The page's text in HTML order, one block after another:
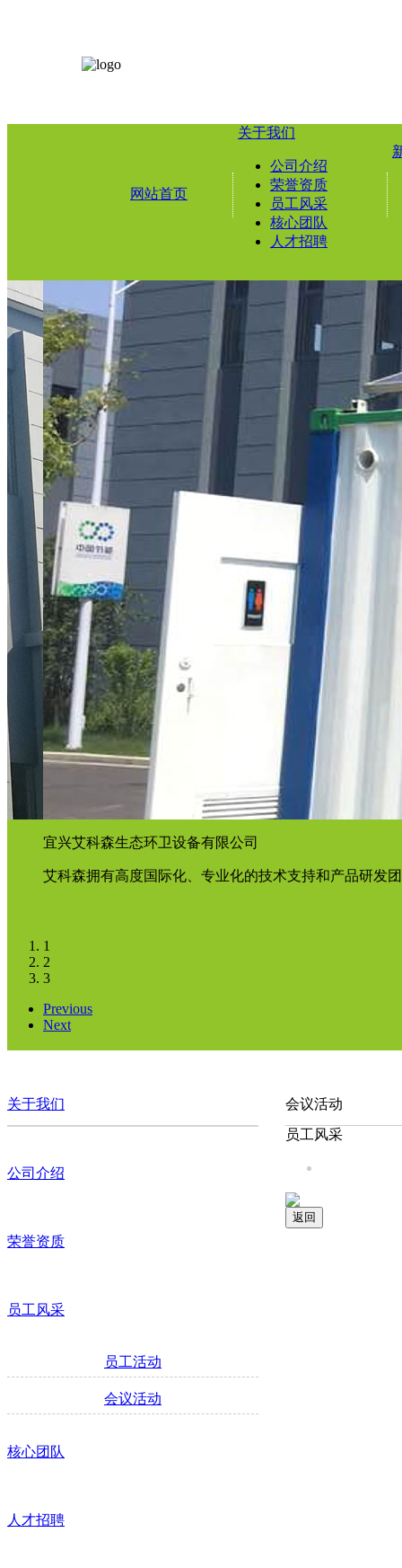
网站首页
关于我们
公司介绍
荣誉资质
员工风采
核心团队
人才招聘
宜兴艾科森生态环卫设备有限公司
艾科森拥有高度国际化、专业化的技术支持和产品研发
1
2
3
Previous
Next
关于我们
公司介绍
荣誉资质
员工风采
员工活动
会议活动
核心团队
人才招聘
会议活动
员工风采